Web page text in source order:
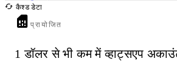
कैश्ड डेटा
प्रायोजित
1 डॉलर से भी कम में व्हाट्सएप